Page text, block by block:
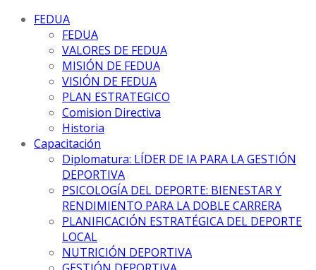
FEDUA
FEDUA
VALORES DE FEDUA
MISIÓN DE FEDUA
VISIÓN DE FEDUA
PLAN ESTRATEGICO
Comision Directiva
Historia
Capacitación
Diplomatura: LÍDER DE IA PARA LA GESTIÓN
DEPORTIVA
PSICOLOGÍA DEL DEPORTE: BIENESTAR Y
RENDIMIENTO PARA LA DOBLE CARRERA
PLANIFICACIÓN ESTRATÉGICA DEL DEPORTE
LOCAL
NUTRICIÓN DEPORTIVA